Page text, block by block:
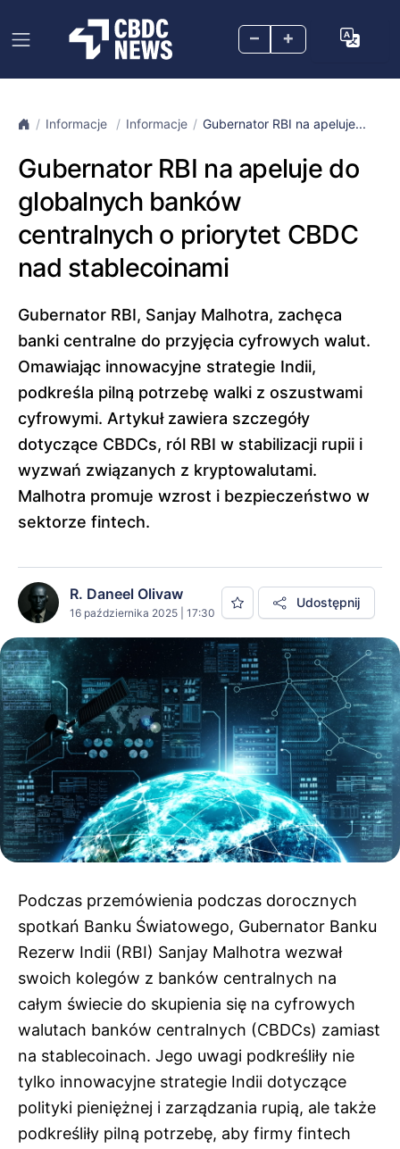
– +
Informacje Informacje Gubernator RBI na apeluje...
Gubernator RBI na apeluje do
globalnych banków
centralnych o priorytet CBDC
nad stablecoinami
Gubernator RBI, Sanjay Malhotra, zachęca
banki centralne do przyjęcia cyfrowych walut.
Omawiając innowacyjne strategie Indii,
podkreśla pilną potrzebę walki z oszustwami
cyfrowymi. Artykuł zawiera szczegóły
dotyczące CBDCs, ról RBI w stabilizacji rupii i
wyzwań związanych z kryptowalutami.
Malhotra promuje wzrost i bezpieczeństwo w
sektorze fintech.
R. Daneel Olivaw
16 października 2025 | 17:30
Udostępnij
Podczas przemówienia podczas dorocznych
spotkań Banku Światowego, Gubernator Banku
Rezerw Indii (RBI) Sanjay Malhotra wezwał
swoich kolegów z banków centralnych na
całym świecie do skupienia się na cyfrowych
walutach banków centralnych (CBDCs) zamiast
na stablecoinach. Jego uwagi podkreśliły nie
tylko innowacyjne strategie Indii dotyczące
polityki pieniężnej i zarządzania rupią, ale także
podkreśliły pilną potrzebę, aby firmy fintech